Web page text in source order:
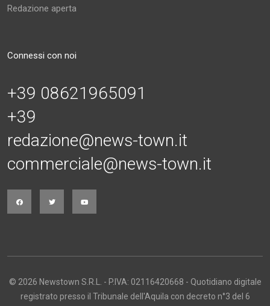
Redazione aperta
Connessi con noi
+39 08621965091
+39
redazione@news-town.it
commerciale@news-town.it
© 2026 Newstown S.R.L. - P.IVA: 02116420668 - Quotidiano digitale
registrato presso il Tribunale dell'Aquila con decreto n°3 del 6